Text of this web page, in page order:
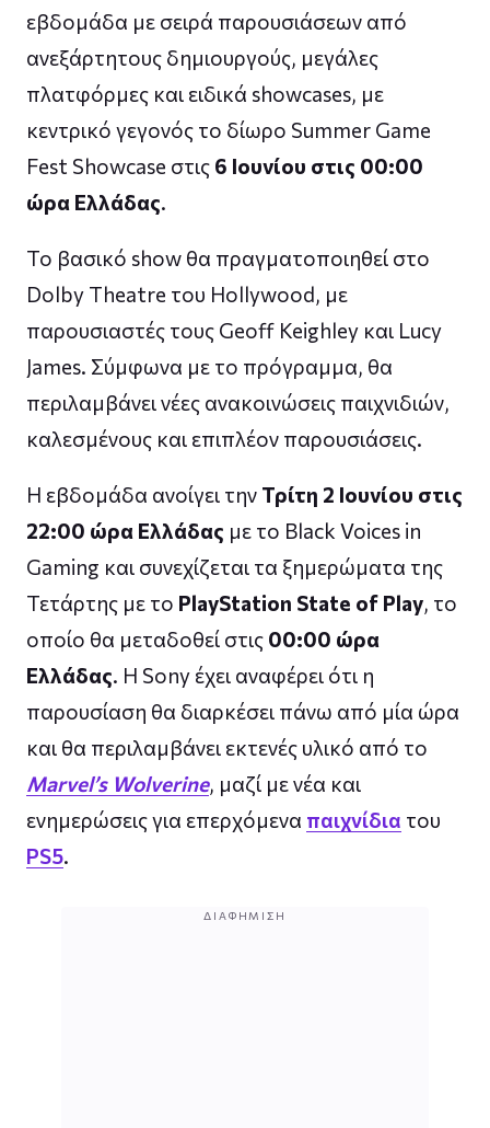
εβδομάδα με σειρά παρουσιάσεων από
ανεξάρτητους δημιουργούς, μεγάλες
πλατφόρμες και ειδικά showcases, με
κεντρικό γεγονός το δίωρο Summer Game
Fest Showcase στις 6 Ιουνίου στις 00:00
ώρα Ελλάδας.
Το βασικό show θα πραγματοποιηθεί στο
Dolby Theatre του Hollywood, με
παρουσιαστές τους Geoff Keighley και Lucy
James. Σύμφωνα με το πρόγραμμα, θα
περιλαμβάνει νέες ανακοινώσεις παιχνιδιών,
καλεσμένους και επιπλέον παρουσιάσεις.
Η εβδομάδα ανοίγει την Τρίτη 2 Ιουνίου στις
22:00 ώρα Ελλάδας με το Black Voices in
Gaming και συνεχίζεται τα ξημερώματα της
Τετάρτης με το PlayStation State of Play, το
οποίο θα μεταδοθεί στις 00:00 ώρα
Ελλάδας. Η Sony έχει αναφέρει ότι η
παρουσίαση θα διαρκέσει πάνω από μία ώρα
και θα περιλαμβάνει εκτενές υλικό από το
Marvel’s Wolverine, μαζί με νέα και
ενημερώσεις για επερχόμενα παιχνίδια του
PS5.
ΔΙΑΦΉΜΙΣΗ